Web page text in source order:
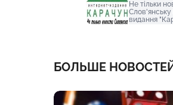
Не тільки
Слов'янську
видання
БОЛЬШЕ